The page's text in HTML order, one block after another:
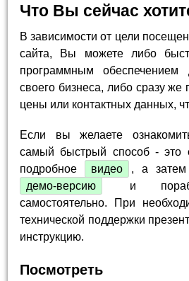
Что Вы сейчас
В зависимости от цели
сайта, Вы можете либо
программным обеспечением
своего бизнеса, либо сразу же
цены или контактных данных,
Если вы желаете
самый быстрый способ - это
подробное
видео
, а затем
демо-версию
и
самостоятельно. При
технической поддержки
инструкцию.
Посмотреть